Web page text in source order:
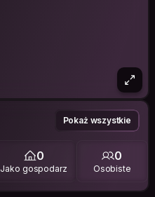
Pokaż wszystkie
0
Jako gospodarz
0
Osobiste